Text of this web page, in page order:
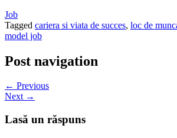
Job
Tagged cariera si viata de succes, loc de
model job
Post navigation
← Previous
Next →
Lasă un răspuns